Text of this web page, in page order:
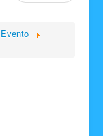
Evento